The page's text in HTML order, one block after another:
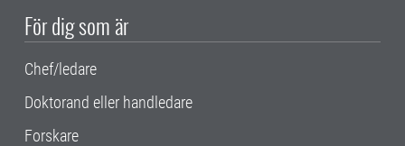
För dig som är
Chef/ledare
Doktorand eller handledare
Forskare